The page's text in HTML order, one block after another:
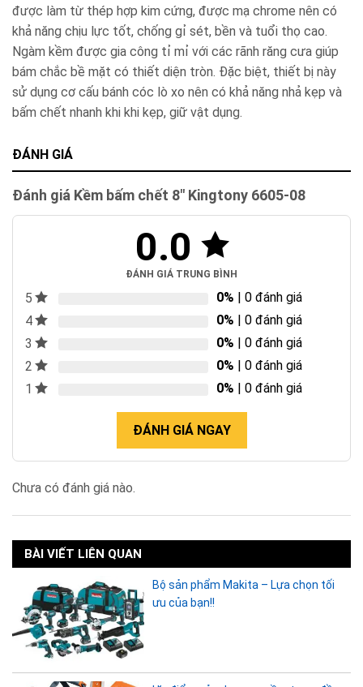
được làm từ thép hợp kim cứng, được mạ chrome nên có
khả năng chịu lực tốt, chống gỉ sét, bền và tuổi thọ cao.
Ngàm kềm được gia công tỉ mỉ với các rãnh răng cưa giúp
bám chắc bề mặt có thiết diện tròn. Đặc biệt, thiết bị này
sử dụng cơ cấu bánh cóc lò xo nên có khả năng nhả kẹp và
bấm chết nhanh khi khi kẹp, giữ vật dụng.
ĐÁNH GIÁ
Đánh giá Kềm bấm chết 8″ Kingtony 6605-08
0.0
ĐÁNH GIÁ TRUNG BÌNH
5 0% | 0 đánh giá
4
0% | 0 đánh giá
3
0% | 0 đánh giá
2
0% | 0 đánh giá
1
0% | 0 đánh giá
ĐÁNH GIÁ NGAY
Chưa có đánh giá nào.
BÀI VIẾT LIÊN QUAN
Bộ sản phẩm Makita – Lựa chọn tối
ưu của bạn!!